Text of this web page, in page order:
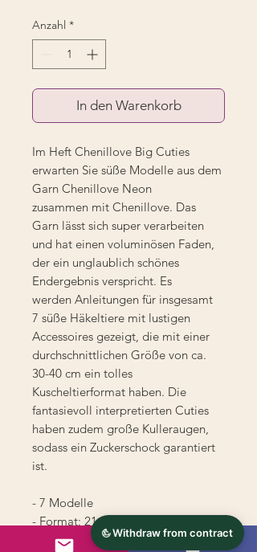
Anzahl *
In den Warenkorb
Im Heft Chenillove Big Cuties
erwarten Sie süße Modelle aus dem
Garn Chenillove Neon
zusammen mit Chenillove. Das
Garn lässt sich super verarbeiten
und hat einen voluminösen Faden,
der ein unglaublich schönes
Endergebnis verspricht. Es
werden Anleitungen für insgesamt
7 süße Häkeltiere mit lustigen
Accessoires gezeigt, die mit einer
durchschnittlichen Größe von ca.
30-40 cm ein tolles
Kuscheltierformat haben. Die
fantasievoll interpretierten Cuties
haben zudem große Kulleraugen,
sodass ein Zuckerschock garantiert
ist.
- 7 Modelle
- Format: 21x27cm, 48 Seiten
- Herausgeber: Rico Design GmbH